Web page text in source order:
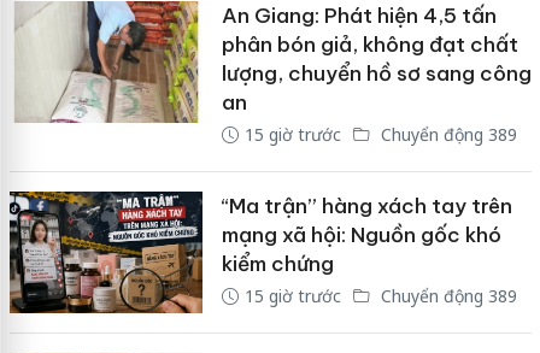
An Giang: Phát hiện 4,5 tấn
phân bón giả, không đạt chất
lượng, chuyển hồ sơ sang công
an
15 giờ trước Chuyển động 389
“Ma trận” hàng xách tay trên
mạng xã hội: Nguồn gốc khó
kiểm chứng
15 giờ trước Chuyển động 389